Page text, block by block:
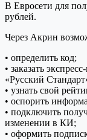
В Евросети для
рублей.
Через Акрин
• определить код;
• заказать
«Русский
• узнать свой
• оспорить
• подключить
изменении в КИ;
• оформить